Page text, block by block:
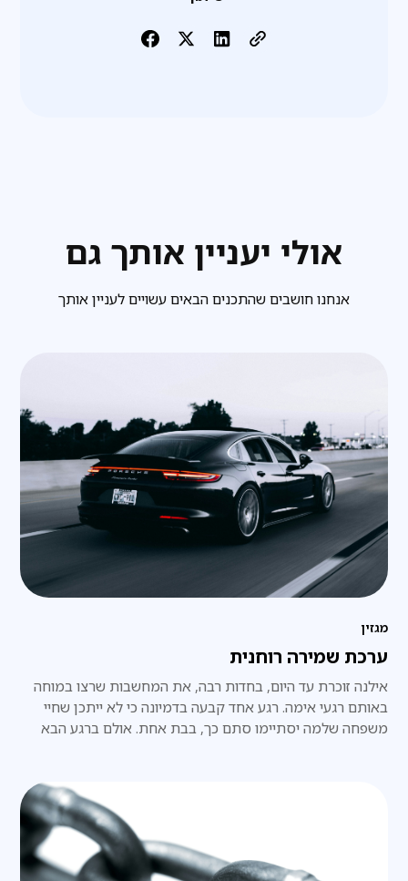
אולי יעניין אותך גם
אנחנו חושבים שהתכנים הבאים עשויים לעניין אותך
מגזין
ערכת שמירה רוחנית
אילנה זוכרת עד היום, בחדות רבה, את המחשבות שרצו במוחה
באותם רגעי אימה. רגע אחד קבעה בדמיונה כי לא ייתכן שחיי
משפחה שלמה יסתיימו סתם כך, בבת אחת. אולם ברגע הבא